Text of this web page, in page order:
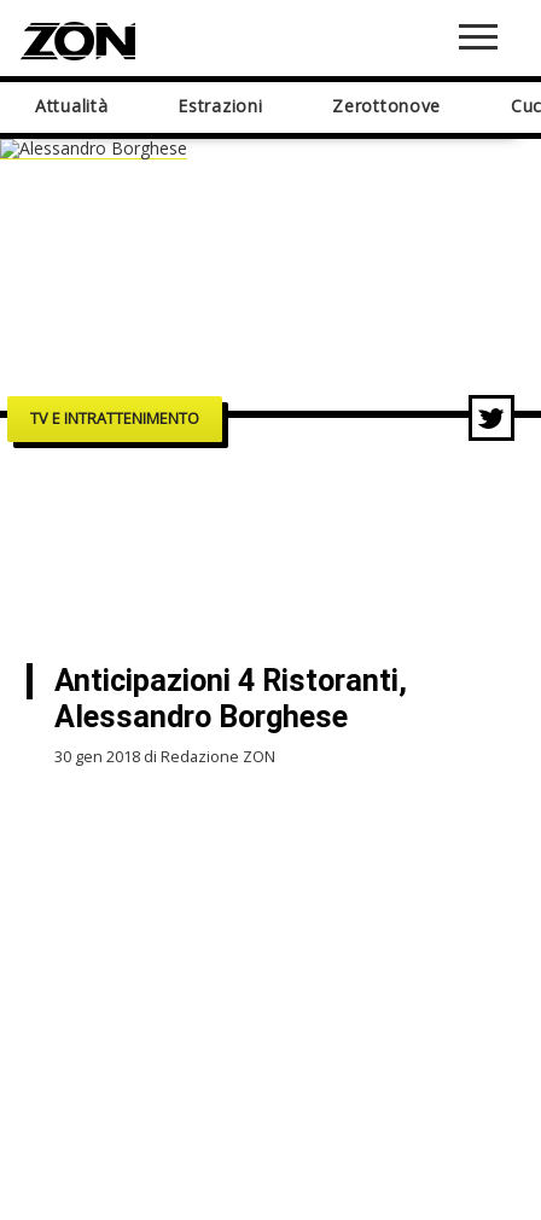
Attualità Estrazioni Zerottonove
TV E INTRATTENIMENTO
Anticipazioni 4 Ristoranti,
Alessandro Borghese
30 gen 2018 di Redazione ZON